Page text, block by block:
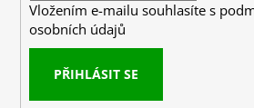
Vložením e-mailu souhlasíte s
osobních údajů
PŘIHLÁSIT SE